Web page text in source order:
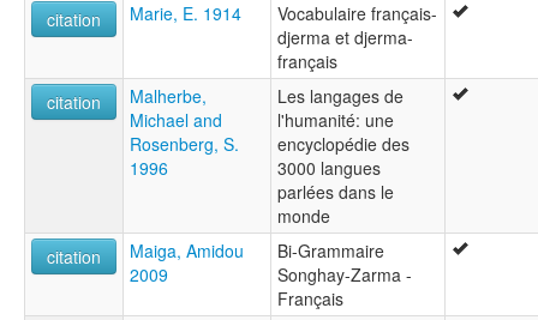
citation
Marie, E. 1914
Vocabulaire français-
djerma et djerma-
français
citation
Malherbe,
Michael and
Rosenberg, S.
1996
Les langages de
l'humanité: une
encyclopédie des
3000 langues
parlées dans le
monde
citation
Maiga, Amidou
2009
Bi-Grammaire
Songhay-Zarma -
Français